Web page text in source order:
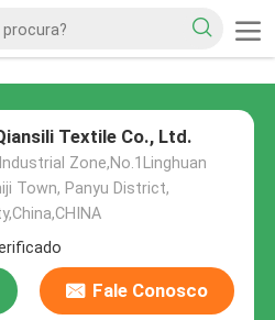
Textile Co., Ltd.
Zone,No.1Linghuan
Town, Panyu District,
Fale Conosco